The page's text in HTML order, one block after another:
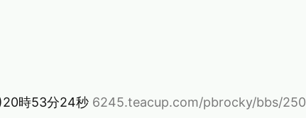
時53分24秒 6245.teacup.com/pbrocky/bbs/250